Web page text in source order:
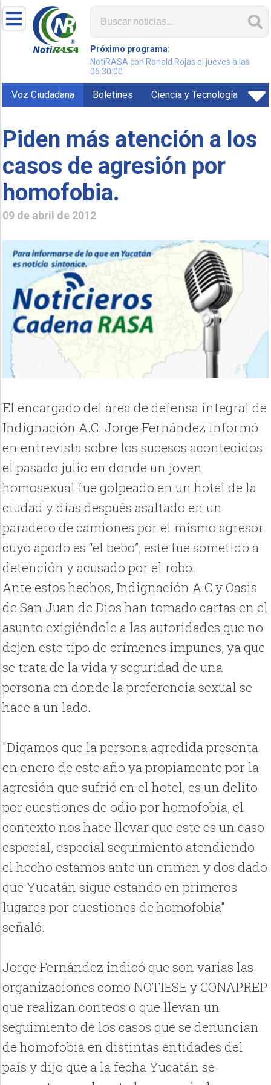
Próximo programa:
NotiRASA con Ronald Rojas el jueves a las
06:30:00
Voz Ciudadana Boletines Ciencia y Tecnología
Piden más atención a los
casos de agresión por
homofobia.
09 de abril de 2012
El encargado del área de defensa integral de
Indignación A.C. Jorge Fernández informó
en entrevista sobre los sucesos acontecidos
el pasado julio en donde un joven
homosexual fue golpeado en un hotel de la
ciudad y días después asaltado en un
paradero de camiones por el mismo agresor
cuyo apodo es “el bebo”; este fue sometido a
detención y acusado por el robo.
Ante estos hechos, Indignación A.C y Oasis
de San Juan de Dios han tomado cartas en el
asunto exigiéndole a las autoridades que no
dejen este tipo de crímenes impunes, ya que
se trata de la vida y seguridad de una
persona en donde la preferencia sexual se
hace a un lado.
"Digamos que la persona agredida presenta
en enero de este año ya propiamente por la
agresión que sufrió en el hotel, es un delito
por cuestiones de odio por homofobia, el
contexto nos hace llevar que este es un caso
especial, especial seguimiento atendiendo
el hecho estamos ante un crimen y dos dado
que Yucatán sigue estando en primeros
lugares por cuestiones de homofobia"
señaló.
Jorge Fernández indicó que son varias las
organizaciones como NOTIESE y CONAPREP
que realizan conteos o que llevan un
seguimiento de los casos que se denuncian
de homofobia en distintas entidades del
país y dijo que a la fecha Yucatán se